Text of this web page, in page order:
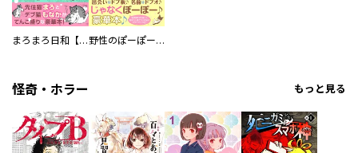
まろまろ日和【豪華版】 野性のぽーぽー【豪華版】
怪奇・ホラー もっと見る